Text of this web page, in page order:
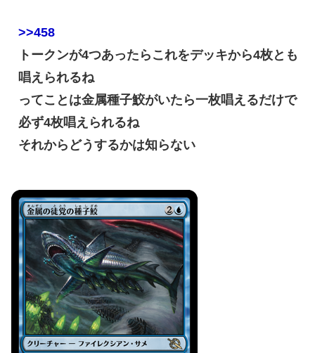
>>458
トークンが4つあったらこれをデッキから4枚とも
唱えられるね
ってことは金属種子鮫がいたら一枚唱えるだけで
必ず4枚唱えられるね
それからどうするかは知らない